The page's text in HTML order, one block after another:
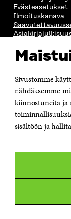
Sivustomme
nähdäksemme
kiinnostuneita ja
sisältöön ja
Evästeasetukset
Ilmoituskanava
Suomen
Itämerenkatu
00181 Helsinki
Puhelin +358
OLEMME
Avautuu